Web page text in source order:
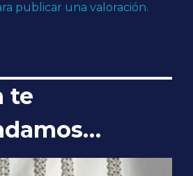
publicar una valoración.
te